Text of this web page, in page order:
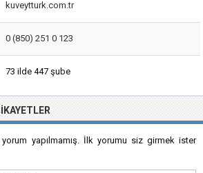
kuveytturk.com.tr
0 (850) 251 0 123
73 ilde 447 şube
yapılmamış. İlk yorumu siz girmek ister